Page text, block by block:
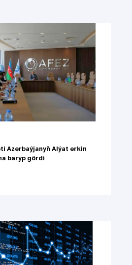
Azerbaýjanyň Alýat erkin
baryp gördi